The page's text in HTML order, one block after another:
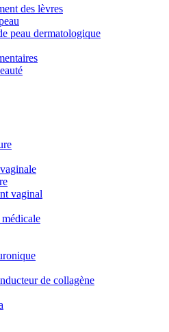
des lèvres
peau dermatologique
vaginal
de collagène